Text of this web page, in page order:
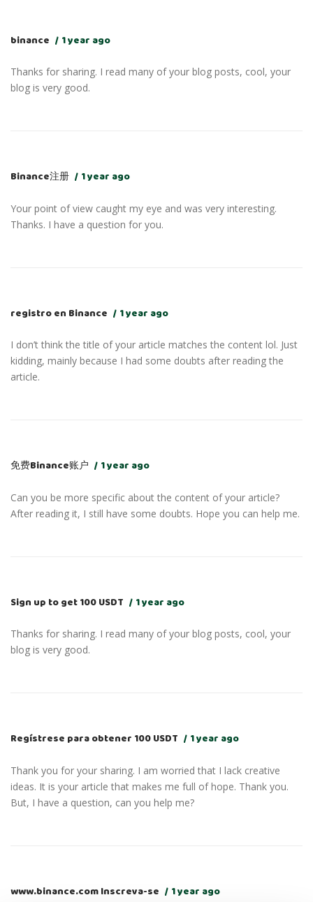
binance 1 year ago
Thanks for sharing. I read many of your blog posts, cool, your
blog is very good.
Binance注册 1 year ago
Your point of view caught my eye and was very interesting.
Thanks. I have a question for you.
registro en Binance 1 year ago
I don’t think the title of your article matches the content lol. Just
kidding, mainly because I had some doubts after reading the
article.
免费Binance账户 1 year ago
Can you be more specific about the content of your article?
After reading it, I still have some doubts. Hope you can help me.
Sign up to get 100 USDT 1 year ago
Thanks for sharing. I read many of your blog posts, cool, your
blog is very good.
Regístrese para obtener 100 USDT 1 year ago
Thank you for your sharing. I am worried that I lack creative
ideas. It is your article that makes me full of hope. Thank you.
But, I have a question, can you help me?
www.binance.com Inscreva-se 1 year ago